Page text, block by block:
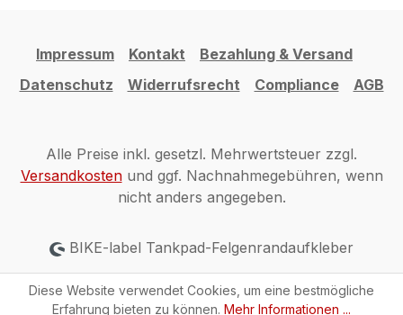
Impressum Kontakt
Bezahlung & Versand
Datenschutz
Widerrufsrecht Compliance AGB
Alle Preise inkl. gesetzl. Mehrwertsteuer zzgl.
Versandkostenund ggf. Nachnahmegebühren, wenn
nicht anders angegeben.
BIKE-label Tankpad-Felgenrandaufkleber
Diese Website verwendet Cookies, um eine bestmögliche
Erfahrung bieten zu können. Mehr Informationen ...